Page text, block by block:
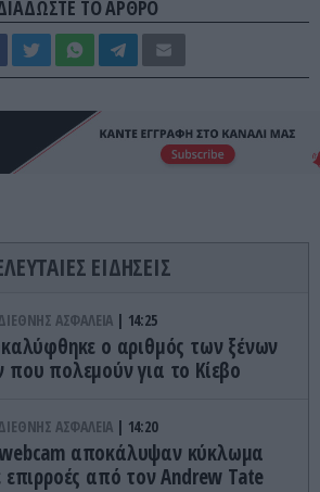
ΤΟ ΑΡΘΡΟ
ΕΙΔΗΣΕΙΣ
ΑΣΦΑΛΕΙΑ 14:25
ο αριθμός των ξένων
που πολεμούν για το Κίεβο
ΑΣΦΑΛΕΙΑ 14:20
αποκάλυψαν κύκλωμα
από τον Andrew Tate